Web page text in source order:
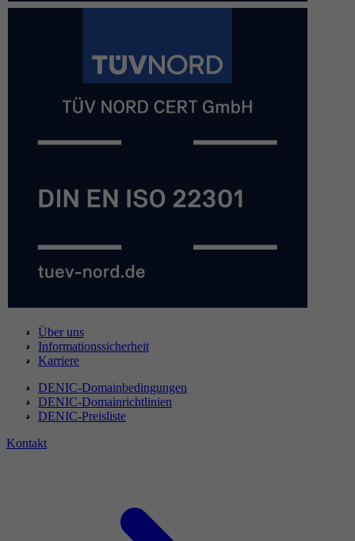
Über uns
Informationssicherheit
Karriere
DENIC-Domainbedingungen
DENIC-Domainrichtlinien
DENIC-Preisliste
Kontakt